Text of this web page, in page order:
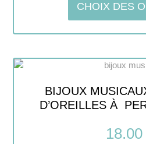
CHOIX DES
BIJOUX
D’OREILLES À
18.00